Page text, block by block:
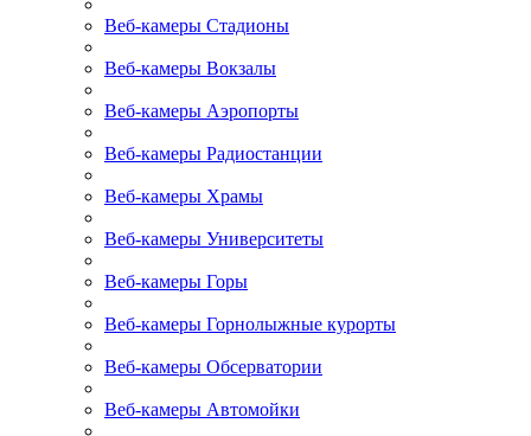
Веб-камеры Стадионы
Веб-камеры Вокзалы
Веб-камеры Аэропорты
Веб-камеры Радиостанции
Веб-камеры Храмы
Веб-камеры Университеты
Веб-камеры Горы
Веб-камеры Горнолыжные курорты
Веб-камеры Обсерватории
Веб-камеры Автомойки